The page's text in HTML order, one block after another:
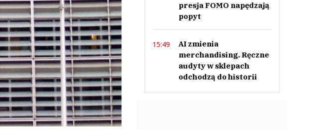
presja FOMO napędzają
popyt
15:49
AI zmienia
merchandising. Ręczne
audyty w sklepach
odchodzą do historii